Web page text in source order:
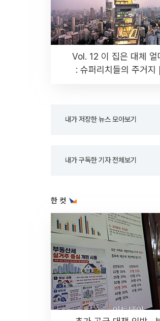
Vol. 12 이 집은 대체 얼
: 슈퍼리치들의 주거지
내가 저장한 뉴스 모아보기
내가 구독한 기자 전체보기
한 컷